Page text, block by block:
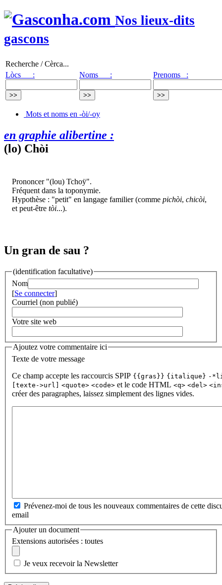
Nos lieux-dits
gascons
Recherche / Cèrca...
Lòcs :
Noms : Prenoms :
Mots et noms en -òi/-oy
en graphie alibertine :
(lo) Chòi
Prononcer "(lou) Tchoÿ".
Fréquent dans la toponymie.
Hypothèse : "petit" en langage familier (comme pichòi, chicòi,
et peut-être tòi...).
Un gran de sau ?
(identification facultative)
Nom
[Se connecter]
Courriel (non publié)
Votre site web
Ajoutez votre commentaire ici
Texte de votre message
Ce champ accepte les raccourcis SPIP {{gras}} {italique} -
[texte->url] <quote> <code> et le code HTML <q> <del>
créer des paragraphes, laissez simplement des lignes vides.
Prévenez-moi de tous les nouveaux commentaires de cette
email
Ajouter un document
Extensions autorisées : toutes
Je veux recevoir la Newsletter